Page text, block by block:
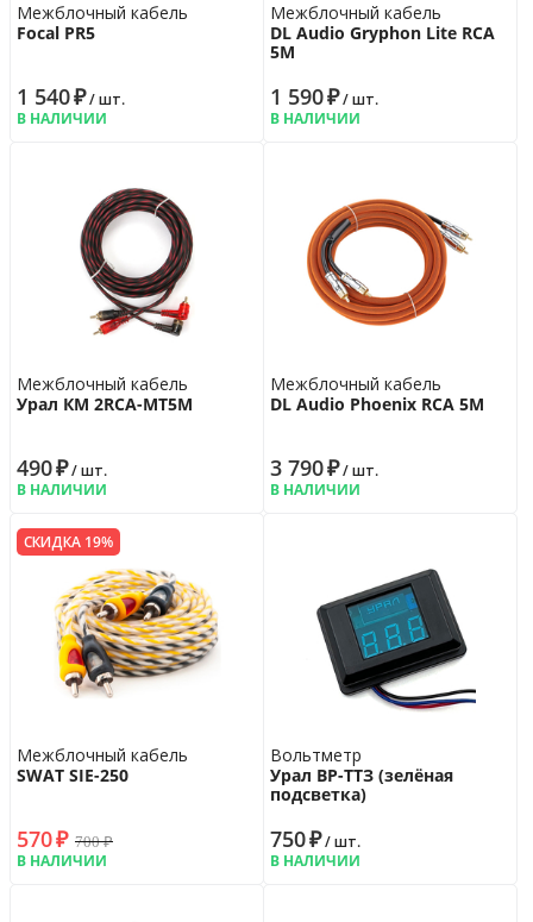
Межблочный кабель
Focal PR5
1 540₽/ шт.
В НАЛИЧИИ
Межблочный кабель
DL Audio Gryphon Lite RCA
5M
1 590₽/ шт.
В НАЛИЧИИ
Межблочный кабель
Урал КМ 2RCA-МТ5М
490₽/ шт.
В НАЛИЧИИ
Межблочный кабель
DL Audio Phoenix RCA 5M
3 790₽/ шт.
В НАЛИЧИИ
СКИДКА 19%
Межблочный кабель
SWAT SIE-250
570₽ 700₽
В НАЛИЧИИ
Вольтметр
Урал ВР-ТТЗ (зелёная
подсветка)
750₽/ шт.
В НАЛИЧИИ